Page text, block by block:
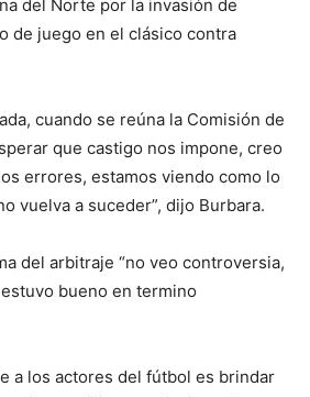
del Norte por la invasión de
de juego en el clásico contra
cuando se reúna la Comisión de
que castigo nos impone, creo
errores, estamos viendo como lo
vuelva a suceder”, dijo Burbara.
del arbitraje “no veo controversia,
bueno en termino
a los actores del fútbol es brindar